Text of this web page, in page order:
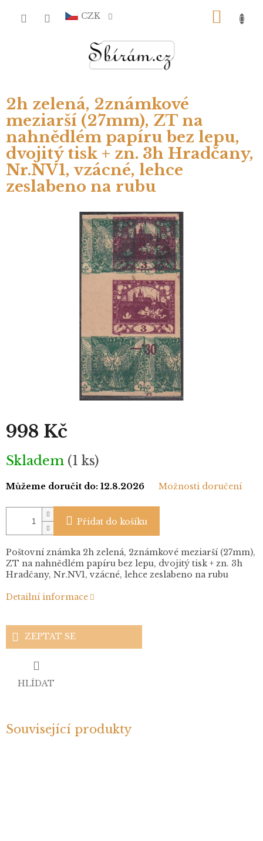
CZK
2h zelená, 2známkové
meziarší (27mm), ZT na
nahnědlém papíru bez lepu,
dvojitý tisk + zn. 3h Hradčany,
Nr.NV1, vzácné, lehce
zeslabeno na rubu
998 Kč
Měrná
cena:
Skladem (1 ks)
Můžeme doručit do: 12.8.2026 Možnosti doručení
Přidat do košíku
Poštovní známka 2h zelená, 2známkové meziarší (27mm),
ZT na nahnědlém papíru bez lepu, dvojitý tisk + zn. 3h
Hradčany, Nr.NV1, vzácné, lehce zeslabeno na rubu
Detailní informace
ZEPTAT SE
HLÍDAT
Související produkty